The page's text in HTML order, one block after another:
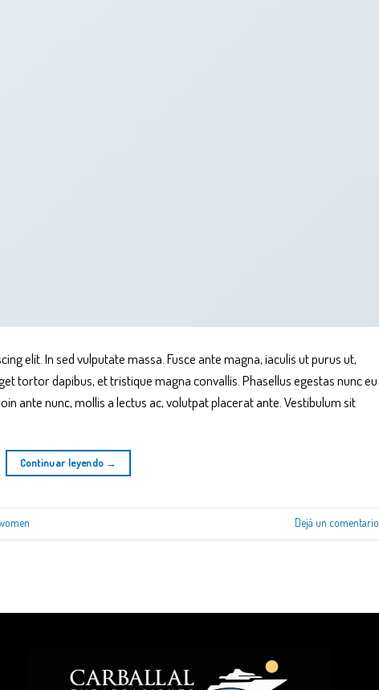
elit. In sed vulputate massa. Fusce ante magna, iaculis ut purus ut,
tortor dapibus, et tristique magna convallis. Phasellus egestas nunc eu
ante nunc, mollis a lectus ac, volutpat placerat ante. Vestibulum sit
Continuar leyendo →
Dejá un comentario